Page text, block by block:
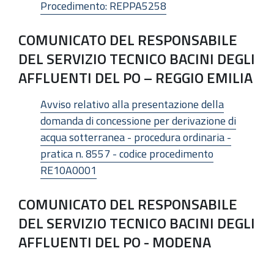
Procedimento: REPPA5258
COMUNICATO DEL RESPONSABILE
DEL SERVIZIO TECNICO BACINI DEGLI
AFFLUENTI DEL PO – REGGIO EMILIA
Avviso relativo alla presentazione della
domanda di concessione per derivazione di
acqua sotterranea - procedura ordinaria -
pratica n. 8557 - codice procedimento
RE10A0001
COMUNICATO DEL RESPONSABILE
DEL SERVIZIO TECNICO BACINI DEGLI
AFFLUENTI DEL PO - MODENA